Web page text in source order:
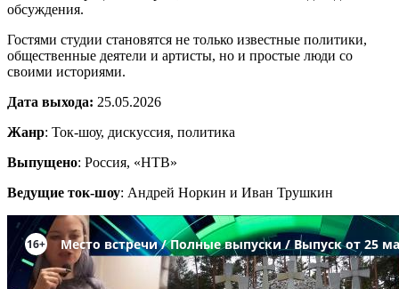
обсуждения.
Гостями студии становятся не только известные политики,
общественные деятели и артисты, но и простые люди со
своими историями.
Дата выхода: 25.05.2026
Жанр: Ток-шоу, дискуссия, политика
Выпущено: Россия, «НТВ»
Ведущие ток-шоу: Андрей Норкин и Иван Трушкин